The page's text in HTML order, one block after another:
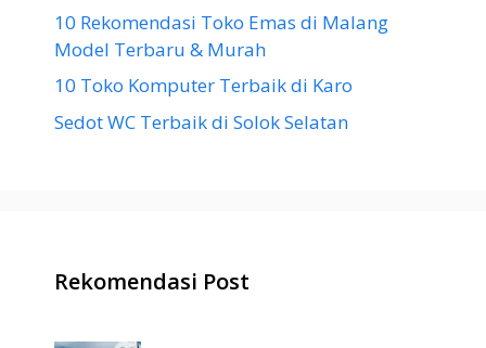
10 Rekomendasi Toko Emas di Malang
Model Terbaru & Murah
10 Toko Komputer Terbaik di Karo
Sedot WC Terbaik di Solok Selatan
Rekomendasi Post